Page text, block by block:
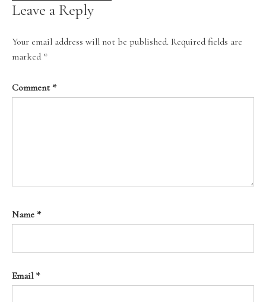
Leave a Reply
Your email address will not be published. Required fields are
marked *
Comment *
Name *
Email *